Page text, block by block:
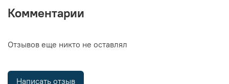
Комментарии
Отзывов еще никто не оставлял
Написать отзыв